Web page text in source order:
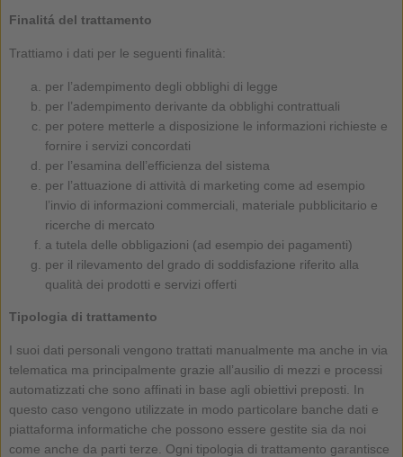
Finalitá del trattamento
Trattiamo i dati per le seguenti finalità:
per l’adempimento degli obblighi di legge
per l’adempimento derivante da obblighi contrattuali
per potere metterle a disposizione le informazioni richieste e
fornire i servizi concordati
per l’esamina dell’efficienza del sistema
per l’attuazione di attività di marketing come ad esempio
l’invio di informazioni commerciali, materiale pubblicitario e
ricerche di mercato
a tutela delle obbligazioni (ad esempio dei pagamenti)
per il rilevamento del grado di soddisfazione riferito alla
qualità dei prodotti e servizi offerti
Tipologia di trattamento
I suoi dati personali vengono trattati manualmente ma anche in via
telematica ma principalmente grazie all’ausilio di mezzi e processi
automatizzati che sono affinati in base agli obiettivi preposti. In
questo caso vengono utilizzate in modo particolare banche dati e
piattaforma informatiche che possono essere gestite sia da noi
come anche da parti terze. Ogni tipologia di trattamento garantisce